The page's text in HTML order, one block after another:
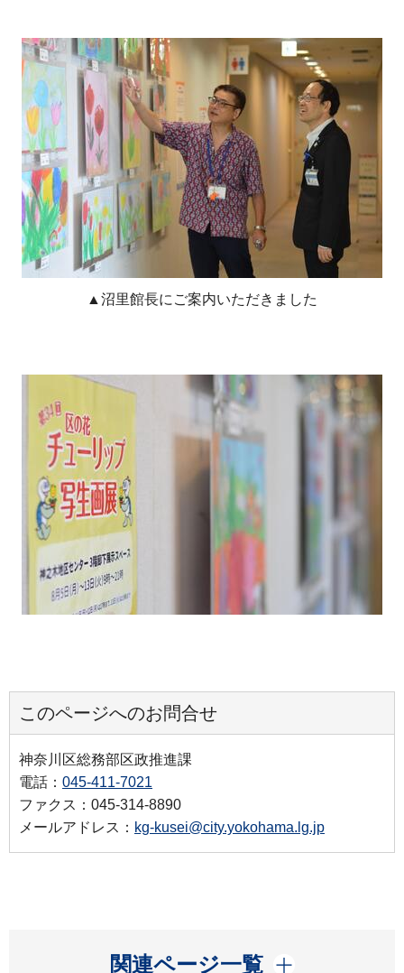
▲沼里館長にご案内いただきました
このページへのお問合せ
神奈川区総務部区政推進課
電話： 045-411-7021
ファクス：045-314-8890
メールアドレス： kg-kusei@city.yokohama.lg.jp
関連ページ一覧
開く